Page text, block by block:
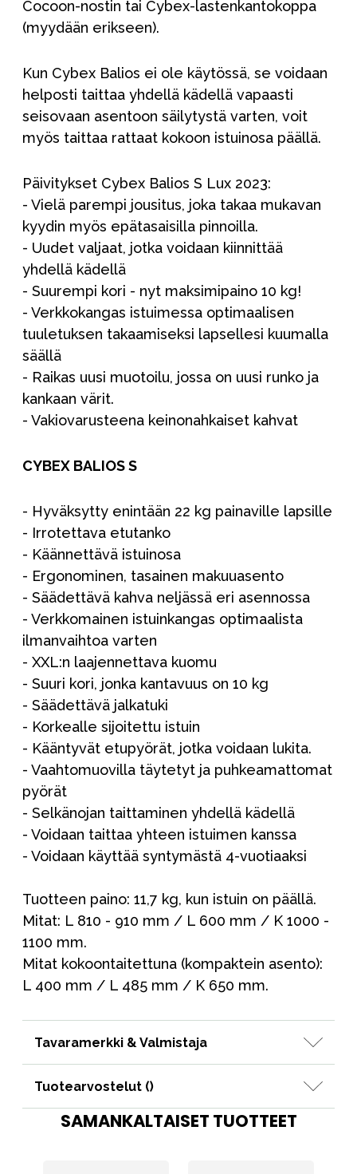
Cocoon-nostin tai Cybex-lastenkantokoppa
(myydään erikseen).
Kun Cybex Balios ei ole käytössä, se voidaan
helposti taittaa yhdellä kädellä vapaasti
seisovaan asentoon säilytystä varten, voit
myös taittaa rattaat kokoon istuinosa päällä.
Päivitykset Cybex Balios S Lux 2023:
- Vielä parempi jousitus, joka takaa mukavan
kyydin myös epätasaisilla pinnoilla.
- Uudet valjaat, jotka voidaan kiinnittää
yhdellä kädellä
- Suurempi kori - nyt maksimipaino 10 kg!
- Verkkokangas istuimessa optimaalisen
tuuletuksen takaamiseksi lapsellesi kuumalla
säällä
- Raikas uusi muotoilu, jossa on uusi runko ja
kankaan värit.
- Vakiovarusteena keinonahkaiset kahvat
CYBEX BALIOS S
- Hyväksytty enintään 22 kg painaville lapsille
- Irrotettava etutanko
- Käännettävä istuinosa
- Ergonominen, tasainen makuuasento
- Säädettävä kahva neljässä eri asennossa
- Verkkomainen istuinkangas optimaalista
ilmanvaihtoa varten
- XXL:n laajennettava kuomu
- Suuri kori, jonka kantavuus on 10 kg
- Säädettävä jalkatuki
- Korkealle sijoitettu istuin
- Kääntyvät etupyörät, jotka voidaan lukita.
- Vaahtomuovilla täytetyt ja puhkeamattomat
pyörät
- Selkänojan taittaminen yhdellä kädellä
- Voidaan taittaa yhteen istuimen kanssa
- Voidaan käyttää syntymästä 4-vuotiaaksi
Tuotteen paino: 11,7 kg, kun istuin on päällä.
Mitat: L 810 - 910 mm / L 600 mm / K 1000 -
1100 mm.
Mitat kokoontaitettuna (kompaktein asento):
L 400 mm / L 485 mm / K 650 mm.
Tavaramerkki & Valmistaja
Tuotearvostelut ()
SAMANKALTAISET TUOTTEET